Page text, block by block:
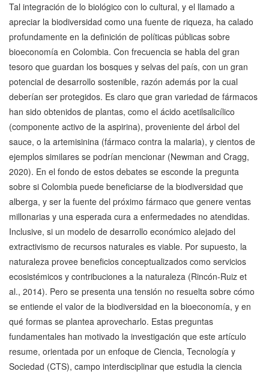
Tal integración de lo biológico con lo cultural, y el llamado a
apreciar la biodiversidad como una fuente de riqueza, ha calado
profundamente en la definición de políticas públicas sobre
bioeconomía en Colombia. Con frecuencia se habla del gran
tesoro que guardan los bosques y selvas del país, con un gran
potencial de desarrollo sostenible, razón además por la cual
deberían ser protegidos. Es claro que gran variedad de fármacos
han sido obtenidos de plantas, como el ácido acetilsalicílico
(componente activo de la aspirina), proveniente del árbol del
sauce, o la artemisinina (fármaco contra la malaria), y cientos de
ejemplos similares se podrían mencionar (Newman and Cragg,
2020). En el fondo de estos debates se esconde la pregunta
sobre si Colombia puede beneficiarse de la biodiversidad que
alberga, y ser la fuente del próximo fármaco que genere ventas
millonarias y una esperada cura a enfermedades no atendidas.
Inclusive, si un modelo de desarrollo económico alejado del
extractivismo de recursos naturales es viable. Por supuesto, la
naturaleza provee beneficios conceptualizados como servicios
ecosistémicos y contribuciones a la naturaleza (Rincón-Ruiz et
al., 2014). Pero se presenta una tensión no resuelta sobre cómo
se entiende el valor de la biodiversidad en la bioeconomía, y en
qué formas se plantea aprovecharlo. Estas preguntas
fundamentales han motivado la investigación que este artículo
resume, orientada por un enfoque de Ciencia, Tecnología y
Sociedad (CTS), campo interdisciplinar que estudia la ciencia